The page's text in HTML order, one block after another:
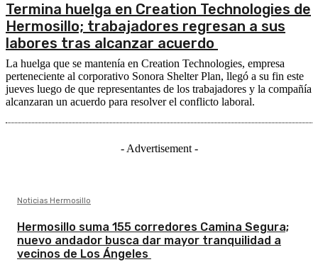
Termina huelga en Creation Technologies de
Hermosillo; trabajadores regresan a sus
labores tras alcanzar acuerdo
La huelga que se mantenía en Creation Technologies, empresa
perteneciente al corporativo Sonora Shelter Plan, llegó a su fin este
jueves luego de que representantes de los trabajadores y la compañía
alcanzaran un acuerdo para resolver el conflicto laboral.
- Advertisement -
Noticias Hermosillo
Hermosillo suma 155 corredores Camina Segura;
nuevo andador busca dar mayor tranquilidad a
vecinos de Los Ángeles